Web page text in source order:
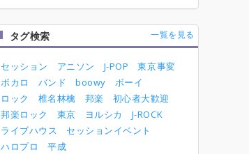
タグ検索 一覧を見る
セッション アニソン J-POP
東京事変
ボカロ
バンド boowy
ボーイ
ロック
椎名林檎 邦楽
初心者大歓迎
邦楽ロック
東京 ヨルシカ
J-ROCK
ライブハウス
セッションイベント
ハロプロ
平成